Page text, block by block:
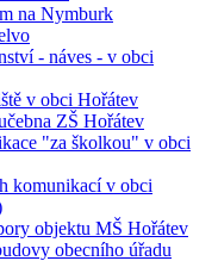
na Nymburk
- náves - v obci
v obci Hořátev
ZŠ Hořátev
"za školkou" v obci
komunikací v obci
objektu MŠ Hořátev
obecního úřadu